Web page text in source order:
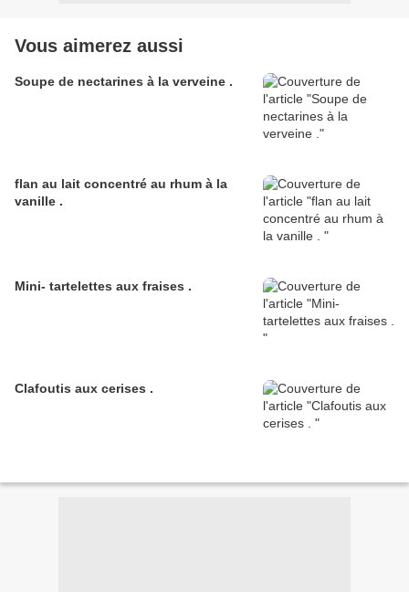
Vous aimerez aussi
Soupe de nectarines à la verveine .
flan au lait concentré au rhum à la
vanille .
Mini- tartelettes aux fraises .
Clafoutis aux cerises .